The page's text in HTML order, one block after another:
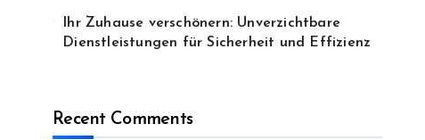
Ihr Zuhause verschönern: Unverzichtbare
Dienstleistungen für Sicherheit und Effizienz
Recent Comments